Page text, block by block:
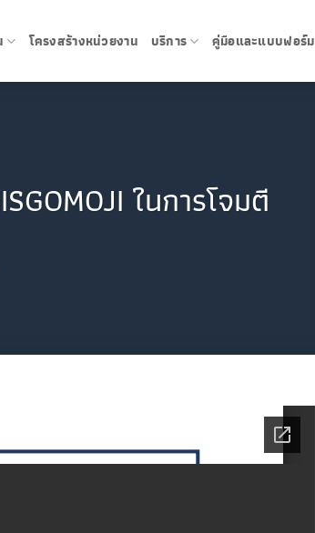
โครงสร้างหน่วยงาน บริการ คู่มือและแบบฟอร์ม
ในการโจมตี